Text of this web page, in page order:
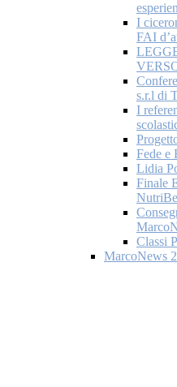
I
FAI
s.r.l di
I
Fede e
Lidia
Finale
Classi
MarcoNews